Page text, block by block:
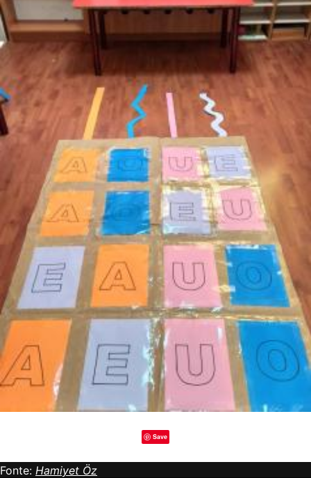
Save
Fonte: Hamiyet Öz